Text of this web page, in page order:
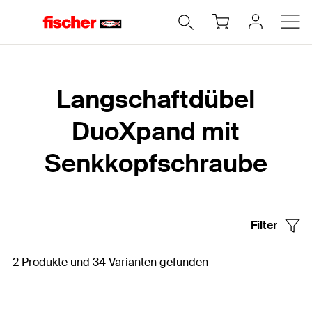
Langschaftdübel
DuoXpand mit
Senkkopfschraube
Filter
2 Produkte und 34 Varianten gefunden